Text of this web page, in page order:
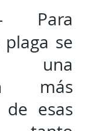
se
una
más
esas